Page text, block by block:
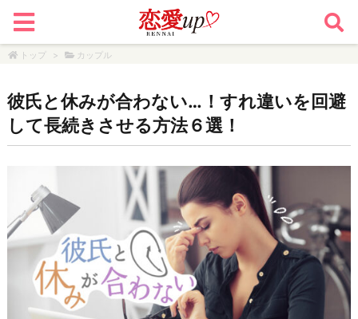
トップ > カップル
彼氏と休みが合わない…！すれ違いを回避
して長続きさせる方法６選！